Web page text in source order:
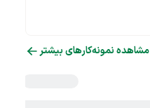
مشاهده نمونه‌کارهای بیشتر